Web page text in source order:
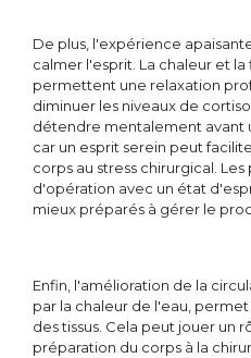
De plus, l'expérience
calmer l'esprit. La chaleur et
permettent une relaxation
diminuer les niveaux de
détendre mentalement avant
car un esprit serein peut
corps au stress chirurgical.
d'opération avec un état
mieux préparés à gérer le
Enfin, l'amélioration de la
par la chaleur de l'eau,
des tissus. Cela peut jouer un
préparation du corps à la